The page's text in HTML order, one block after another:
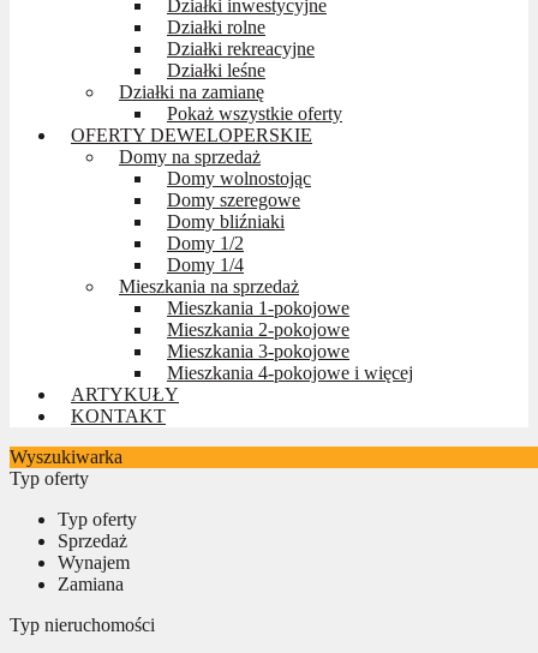
Działki inwestycyjne
Działki rolne
Działki rekreacyjne
Działki leśne
Działki na zamianę
Pokaż wszystkie oferty
OFERTY DEWELOPERSKIE
Domy na sprzedaż
Domy wolnostojąc
Domy szeregowe
Domy bliźniaki
Domy 1/2
Domy 1/4
Mieszkania na sprzedaż
Mieszkania 1-pokojowe
Mieszkania 2-pokojowe
Mieszkania 3-pokojowe
Mieszkania 4-pokojowe i więcej
ARTYKUŁY
KONTAKT
Wyszukiwarka
Typ oferty
Typ oferty
Sprzedaż
Wynajem
Zamiana
Typ nieruchomości